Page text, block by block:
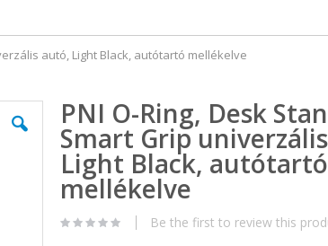
autó, Light Black, autótartó mellékelve
PNI O-Ring, Desk
Smart Grip
Light Black, autótartó
mellékelve
Be the first to review this